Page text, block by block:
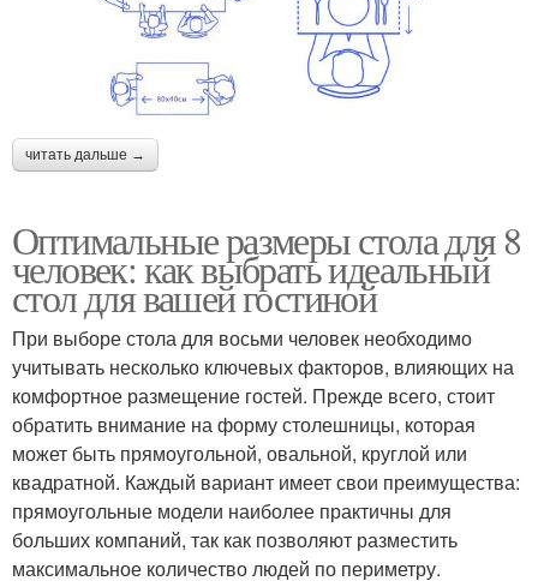
читать дальше →
Оптимальные размеры стола для 8
человек: как выбрать идеальный
стол для вашей гостиной
При выборе стола для восьми человек необходимо
учитывать несколько ключевых факторов, влияющих на
комфортное размещение гостей. Прежде всего, стоит
обратить внимание на форму столешницы, которая
может быть прямоугольной, овальной, круглой или
квадратной. Каждый вариант имеет свои преимущества:
прямоугольные модели наиболее практичны для
больших компаний, так как позволяют разместить
максимальное количество людей по периметру.